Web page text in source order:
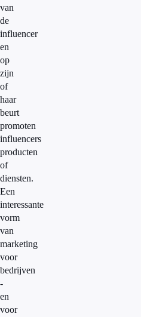
van
de
influencer
en
op
zijn
of
haar
beurt
promoten
influencers
producten
of
diensten.
Een
interessante
vorm
van
marketing
voor
bedrijven
-
en
voor